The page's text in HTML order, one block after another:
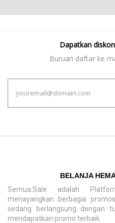
Dapatkan
Buruan daftar ke
BELANJA
Semua.Sale adalah
menayangkan berbagai
sedang berlangsung dengan
mendapatkan promo terbaik.